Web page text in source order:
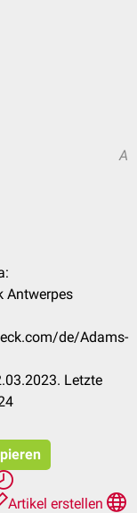
A
Antwerpes
de/Adams-
Letzte
Artikel erstellen